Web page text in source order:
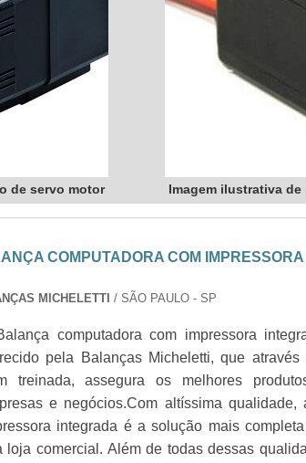
de servo motor Imagem ilustrativa
COMPUTADORA COM
MICHELETTI / SÃO PAULO - SP
computadora com impressora
pela Balanças Micheletti, que
treinada, assegura os melhores
e negócios.Com altíssima qualidade,
integrada é a solução mais
loja comercial. Além de todas dessas